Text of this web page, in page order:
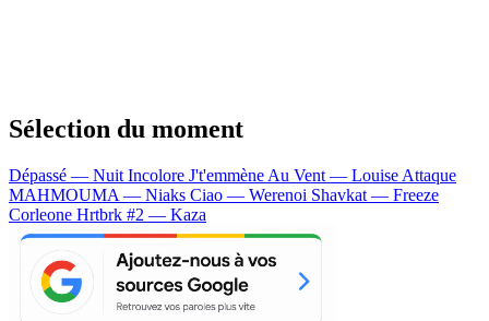
Sélection du moment
Dépassé — Nuit Incolore J't'emmène Au Vent — Louise Attaque
MAHMOUMA — Niaks Ciao — Werenoi Shavkat — Freeze
Corleone Hrtbrk #2 — Kaza